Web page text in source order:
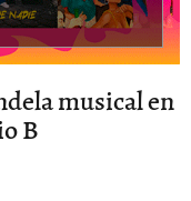
musical en
B